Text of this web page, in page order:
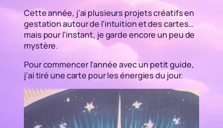
Cette année, j’ai plusieurs projets créatifs en
gestation autour de l’intuition et des cartes…
mais pour l’instant, je garde encore un peu de
mystère.
Pour commencer l’année avec un petit guide,
j’ai tiré une carte pour les énergies du jour.